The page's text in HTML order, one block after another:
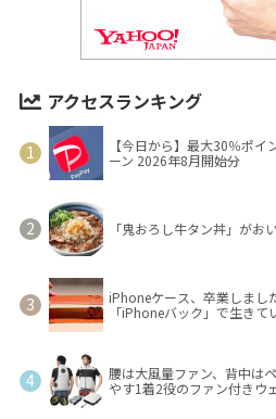
アクセスランキング
【今日から】最大30％ポ
ーン 2026年8月開始分
「鬼おろし牛タン丼」が
iPhoneケース、卒業しまし
「iPhoneバック」で生きて
腰は大風量ファン、背中は
やす1着2役のファン付きウ